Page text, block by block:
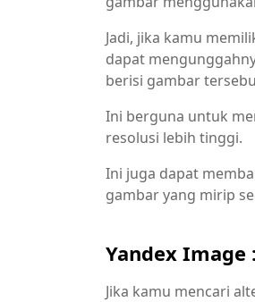
Jadi, jika kamu
dapat
berisi gambar
Ini berguna untuk
resolusi lebih tinggi.
Ini juga dapat
gambar yang mirip
Yandex
Jika kamu mencari